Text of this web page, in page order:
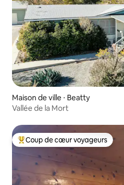
Maison de ville ⋅ Beatty
Vallée de la Mort
Coups de cœur voyageurs les
Coup de cœur voyageurs